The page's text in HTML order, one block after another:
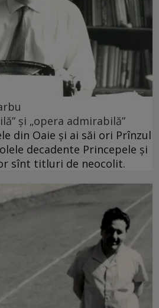
și „opera admirabilă”
din Oaie și ai săi ori Prînzul
decadente Princepele și
sînt titluri de neocolit.